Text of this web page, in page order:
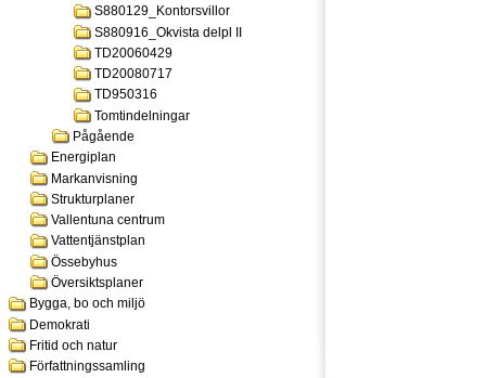
S880129_Kontorsvillor
S880916_Okvista delpl II
TD20060429
TD20080717
TD950316
Tomtindelningar
Pågående
Energiplan
Markanvisning
Strukturplaner
Vallentuna centrum
Vattentjänstplan
Össebyhus
Översiktsplaner
Bygga, bo och miljö
Demokrati
Fritid och natur
Författningssamling